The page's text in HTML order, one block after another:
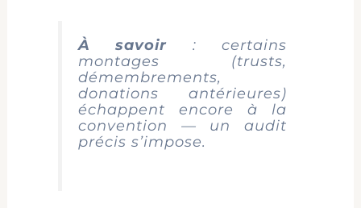
À savoir : certains
montages (trusts,
démembrements,
donations antérieures)
échappent encore à la
convention — un audit
précis s’impose.